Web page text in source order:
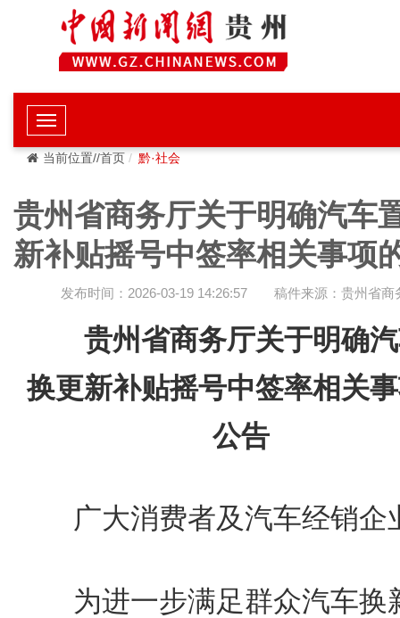
当前位置//首页 黔·社会
贵州省商务厅关于明确汽车
新补贴摇号中签率相关事项
发布时间：2026-03-19 14:26:57 稿件来源：贵州省商
贵州省商务厅关于明确
换更新补贴摇号中签率相关
公告
广大消费者及汽车经销企
为进一步满足群众汽车换